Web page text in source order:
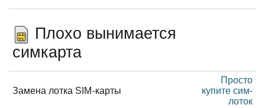
Плохо вынимается
симкарта
Замена лотка SIM-карты
Просто
купите сим-
лоток